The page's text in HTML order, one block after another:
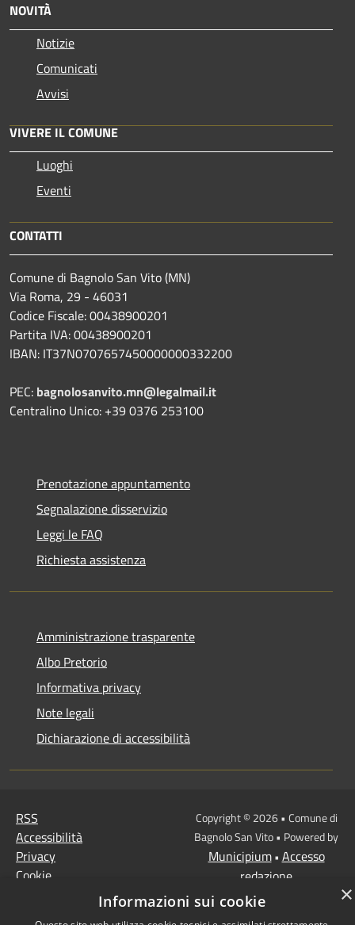
NOVITÀ
Notizie
Comunicati
Avvisi
VIVERE IL COMUNE
Luoghi
Eventi
CONTATTI
Comune di Bagnolo San Vito (MN)
Via Roma, 29 - 46031
Codice Fiscale: 00438900201
Partita IVA: 00438900201
IBAN: IT37N0707657450000000332200
PEC: bagnolosanvito.mn@legalmail.it
Centralino Unico: +39 0376 253100
Prenotazione appuntamento
Segnalazione disservizio
Leggi le FAQ
Richiesta assistenza
Amministrazione trasparente
Albo Pretorio
Informativa privacy
Note legali
Dichiarazione di accessibilità
RSS
Accessibilità
Privacy
Cookie
Copyright © 2026 • Comune di
Bagnolo San Vito • Powered by
Municipium• Accesso
redazione
×
Informazioni sui cookie